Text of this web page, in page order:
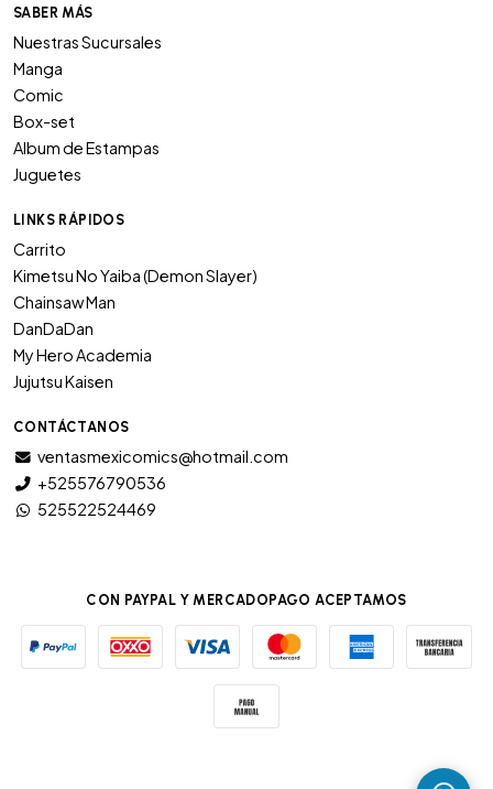
SABER MÁS
Nuestras Sucursales
Manga
Comic
Box-set
Album de Estampas
Juguetes
LINKS RÁPIDOS
Carrito
Kimetsu No Yaiba (Demon Slayer)
Chainsaw Man
DanDaDan
My Hero Academia
Jujutsu Kaisen
CONTÁCTANOS
ventasmexicomics@hotmail.com
+525576790536
525522524469
CON PAYPAL Y MERCADOPAGO ACEPTAMOS